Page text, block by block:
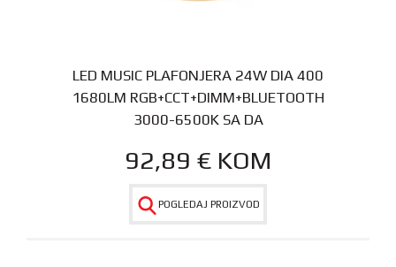
LED MUSIC PLAFONJERA 24W DIA 400
1680LM RGB+CCT+DIMM+BLUETOOTH
3000-6500K SA DA
92,89 € KOM
POGLEDAJ PROIZVOD